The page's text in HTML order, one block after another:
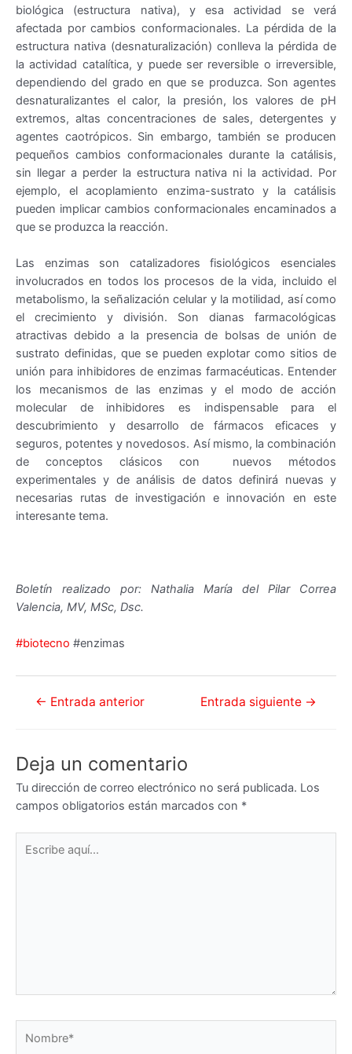
biológica (estructura nativa), y esa actividad se verá
afectada por cambios conformacionales. La pérdida de la
estructura nativa (desnaturalización) conlleva la pérdida de
la actividad catalítica, y puede ser reversible o irreversible,
dependiendo del grado en que se produzca. Son agentes
desnaturalizantes el calor, la presión, los valores de pH
extremos, altas concentraciones de sales, detergentes y
agentes caotrópicos. Sin embargo, también se producen
pequeños cambios conformacionales durante la catálisis,
sin llegar a perder la estructura nativa ni la actividad. Por
ejemplo, el acoplamiento enzima-sustrato y la catálisis
pueden implicar cambios conformacionales encaminados a
que se produzca la reacción.
Las enzimas son catalizadores fisiológicos esenciales
involucrados en todos los procesos de la vida, incluido el
metabolismo, la señalización celular y la motilidad, así como
el crecimiento y división. Son dianas farmacológicas
atractivas debido a la presencia de bolsas de unión de
sustrato definidas, que se pueden explotar como sitios de
unión para inhibidores de enzimas farmacéuticas. Entender
los mecanismos de las enzimas y el modo de acción
molecular de inhibidores es indispensable para el
descubrimiento y desarrollo de fármacos eficaces y
seguros, potentes y novedosos. Así mismo, la combinación
de conceptos clásicos con nuevos métodos
experimentales y de análisis de datos definirá nuevas y
necesarias rutas de investigación e innovación en este
interesante tema.
Boletín realizado por: Nathalia María del Pilar Correa
Valencia, MV, MSc, Dsc.
#biotecno #enzimas
Navegación
← Entrada anterior Entrada siguiente →
Deja un comentario
Tu dirección de correo electrónico no será publicada. Los
campos obligatorios están marcados con *
aquí...